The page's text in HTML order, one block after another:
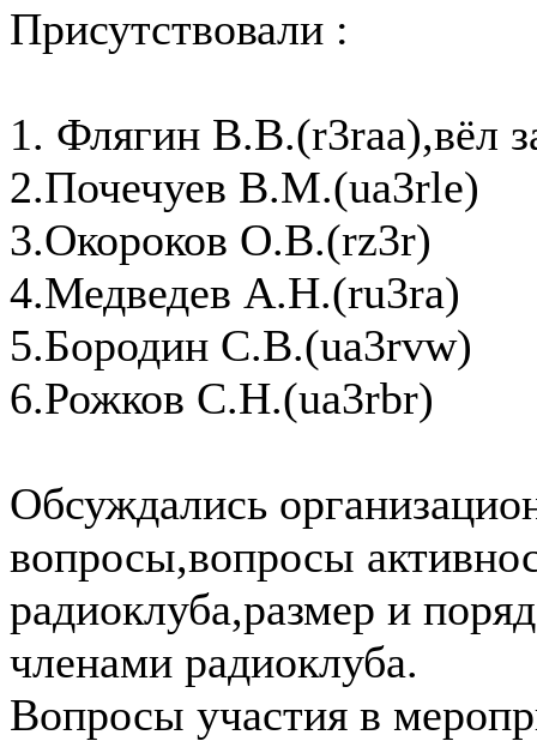
Присутствовали :
1. Флягин В.В.(r3raa),вёл
2.Почечуев В.М.(ua3rle)
3.Окороков О.В.(rz3r)
4.Медведев А.Н.(ru3ra)
5.Бородин С.В.(ua3rvw)
6.Рожков С.Н.(ua3rbr)
Обсуждались
вопросы,вопросы
радиоклуба,размер и
членами радиоклуба.
Вопросы участия в